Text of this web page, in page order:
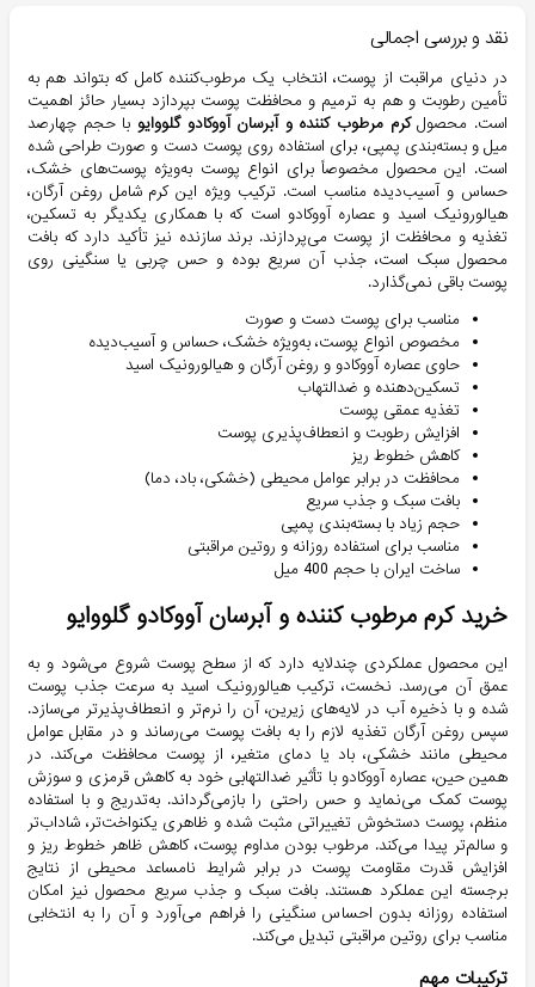
نقد و بررسی اجمالی
در دنیای مراقبت از پوست، انتخاب یک مرطوب‌کننده کامل که بتواند هم به
تأمین رطوبت و هم به ترمیم و محافظت پوست بپردازد بسیار حائز اهمیت
است. محصولکرم مرطوب کننده و آبرسان آووکادو گلووایو با حجم چهارصد
میل و بسته‌بندی پمپی، برای استفاده روی پوست دست و صورت طراحی شده
است. این محصول مخصوصاً برای انواع پوست به‌ویژه پوست‌های خشک،
حساس و آسیب‌دیده مناسب است. ترکیب ویژه این کرم شامل روغن آرگان،
هیالورونیک اسید و عصاره آووکادو است که با همکاری یکدیگر به تسکین،
تغذیه و محافظت از پوست می‌پردازند. برند سازنده نیز تأکید دارد که بافت
محصول سبک است، جذب آن سریع بوده و حس چربی یا سنگینی روی
پوست باقی نمی‌گذارد.
مناسب برای پوست دست و صورت
مخصوص انواع پوست، به‌ویژه خشک، حساس و آسیب‌دیده
حاوی عصاره آووکادو و روغن آرگان و هیالورونیک اسید
تسکین‌دهنده و ضدالتهاب
تغذیه عمقی پوست
افزایش رطوبت و انعطاف‌پذیری پوست
کاهش خطوط ریز
محافظت در برابر عوامل محیطی (خشکی، باد، دما)
بافت سبک و جذب سریع
حجم زیاد با بسته‌بندی پمپی
مناسب برای استفاده روزانه و روتین مراقبتی
ساخت ایران با حجم 400 میل
خرید کرم مرطوب کننده و آبرسان آووکادو گلووایو
این محصول عملکردی چندلایه دارد که از سطح پوست شروع می‌شود و به
عمق آن می‌رسد. نخست، ترکیب هیالورونیک اسید به سرعت جذب پوست
شده و با ذخیره آب در لایه‌های زیرین، آن را نرم‌تر و انعطاف‌پذیرتر می‌سازد.
سپس روغن آرگان تغذیه لازم را به بافت پوست می‌رساند و در مقابل عوامل
محیطی مانند خشکی، باد یا دمای متغیر، از پوست محافظت می‌کند. در
همین حین، عصاره آووکادو با تأثیر ضدالتهابی خود به کاهش قرمزی و سوزش
پوست کمک می‌نماید و حس راحتی را بازمی‌گرداند. به‌تدریج و با استفاده
منظم، پوست دستخوش تغییراتی مثبت شده و ظاهری یکنواخت‌تر، شاداب‌تر
و سالم‌تر پیدا می‌کند. مرطوب بودن مداوم پوست، کاهش ظاهر خطوط ریز و
افزایش قدرت مقاومت پوست در برابر شرایط نامساعد محیطی از نتایج
برجسته این عملکرد هستند. بافت سبک و جذب سریع محصول نیز امکان
استفاده روزانه بدون احساس سنگینی را فراهم می‌آورد و آن را به انتخابی
مناسب برای روتین مراقبتی تبدیل می‌کند.
ترکیبات مهم